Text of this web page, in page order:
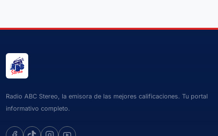
Radio ABC Stereo, la emisora de las mejores calificaciones. Tu portal
informativo completo.